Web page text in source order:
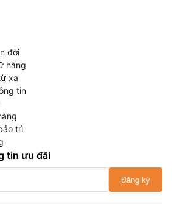
đời
hàng
xa
tin
trì
tin ưu đãi
Đăng ký